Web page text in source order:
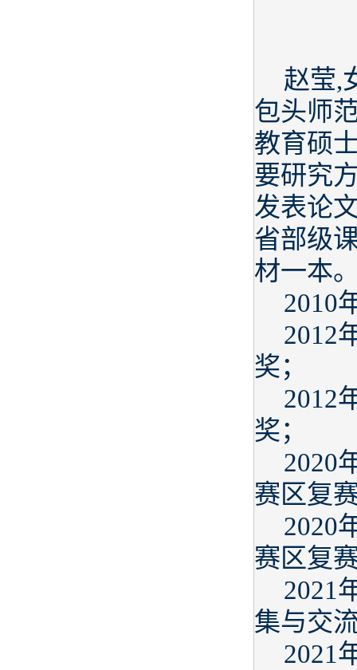
赵莹,
包头师
教育硕
要研究
发表论
省部级
材一本
2010
2012
奖；
2012
奖；
2020
赛区复
2020
赛区复
2021
集与交
2021